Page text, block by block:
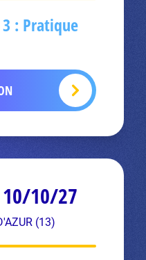
: Pratique
10/27
(13)